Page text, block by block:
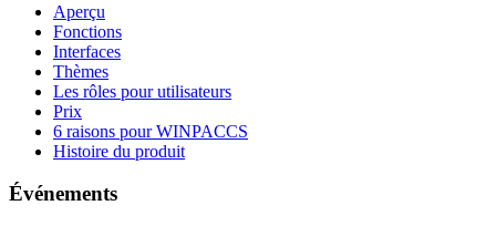
Aperçu
Fonctions
Interfaces
Thèmes
Les rôles pour utilisateurs
Prix
6 raisons pour WINPACCS
Histoire du produit
Événements